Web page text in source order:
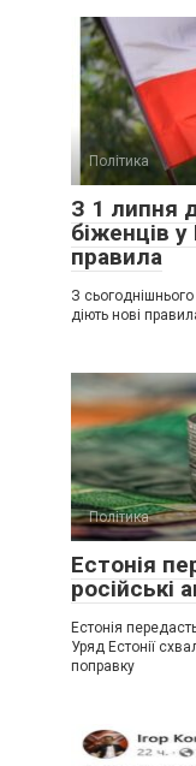
Політика
З 1 липня
біженців
правила
З
діють нові
Політика
Естонія
російські
Естонія
Уряд Естонії
поправку